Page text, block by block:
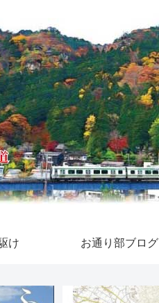
け お通り部ブログ